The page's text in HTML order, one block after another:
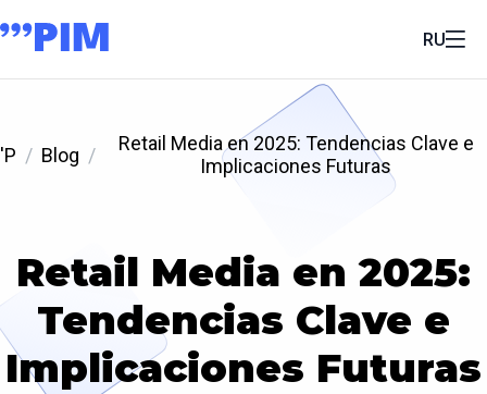
RU
'P Blog
Retail Media en 2025: Tendencias Clave e
Implicaciones Futuras
Retail Media en 2025:
Tendencias Clave e
Implicaciones Futuras